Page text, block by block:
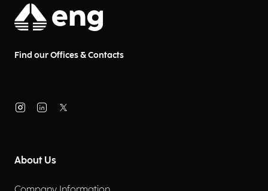
Find our Offices & Contacts
About Us